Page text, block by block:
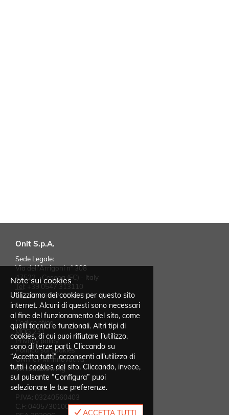
Onit S.p.A.
Sede Legale:
Via dell'Arrigoni n° 308
47522 - Cesena (FC) - Italy
Tel: +39 0547 313110
Fax:+39 0547 318021
Codice etico
MOG 231
Privacy policy
Politica sui cookies
ONIT è PMI innovativa
Whistleblowing
P.IVA: 03240560403
C.F: 04057301006 FC
Note sui cookies
Utilizziamo dei cookies per questo sito
internet. Alcuni di questi sono necessari
al fine del funzionamento del sito, come
quelli tecnici e funzionali. Altri tipi di
cookies, di cui puoi rifiutare l’utilizzo,
sono di terze parti. Cliccando su
“Accetta tutti” acconsenti all’utilizzo di
tutti i cookies del sito. Cliccando, invece,
sul pulsante “Configura” puoi
selezionare le tue preferenze.
ACCETTA TUTTI